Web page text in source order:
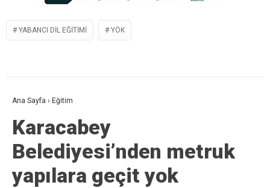
YABANCI DIL EĞITIMI YÖK
Ana Sayfa › Eğitim
Karacabey
Belediyesi’nden metruk
yapılara geçit yok